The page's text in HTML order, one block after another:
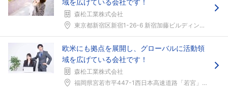
域を広げている会社です！
森松工業株式会社
東京都新宿区新宿1-26-6 新宿加藤ビルディング...
欧米にも拠点を展開し、グローバルに活動領
域を広げている会社です！
森松工業株式会社
福岡県宮若市平447-1西日本高速道路「若宮」IC...